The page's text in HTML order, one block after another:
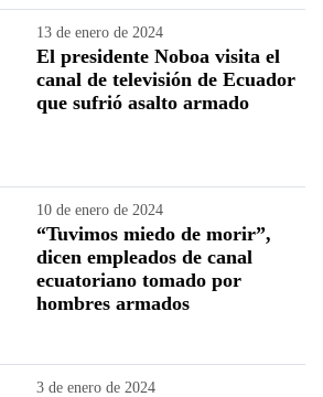
13 de enero de 2024
El presidente Noboa visita el
canal de televisión de Ecuador
que sufrió asalto armado
10 de enero de 2024
“Tuvimos miedo de morir”,
dicen empleados de canal
ecuatoriano tomado por
hombres armados
3 de enero de 2024